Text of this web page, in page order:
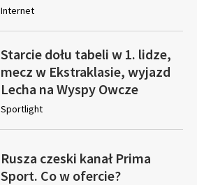
Internet
Starcie dołu tabeli w 1. lidze,
mecz w Ekstraklasie, wyjazd
Lecha na Wyspy Owcze
Sportlight
Rusza czeski kanał Prima
Sport. Co w ofercie?